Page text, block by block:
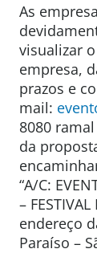
As
visualizar
empresa,
prazos e
mail:
8080
da
“A/C:
–
endereço
Paraíso –